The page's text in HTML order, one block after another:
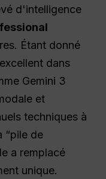
d'intelligence
Étant donné
dans
Gemini 3
et
techniques à
“pile de
a remplacé
unique.